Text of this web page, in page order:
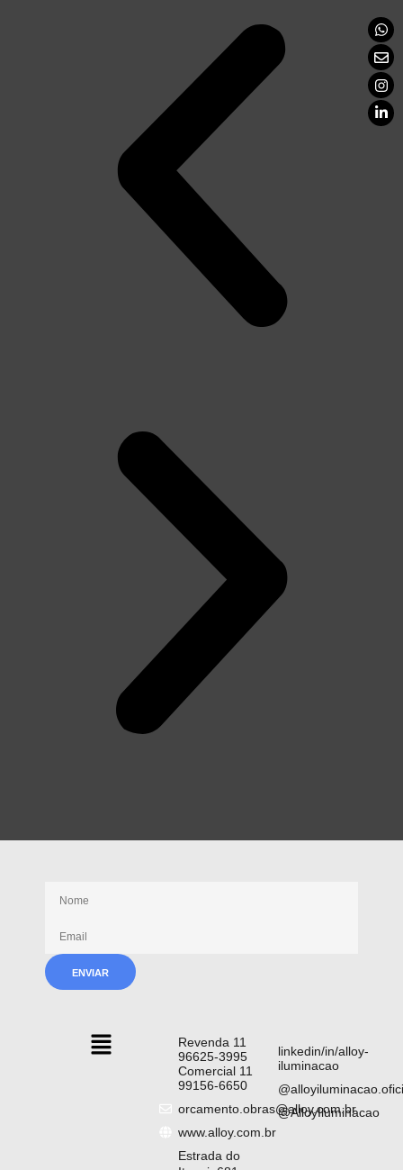
Revenda 11
96625-3995
Comercial 11
99156-6650
orcamento.obras@alloy.com.br
www.alloy.com.br
Estrada do
linkedin/in/alloy-
iluminacao
@AlloyIluminacao